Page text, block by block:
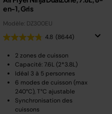
en-1, Gris
Modèle: DZ300EU
4.8 (8644)
2 zones de cuisson
Capacité: 7.6L (2*3.8L)
Idéal 3 à 5 personnes
6 modes de cuisson (max
240°C), T°C ajustable
Synchronisation des
cuissons